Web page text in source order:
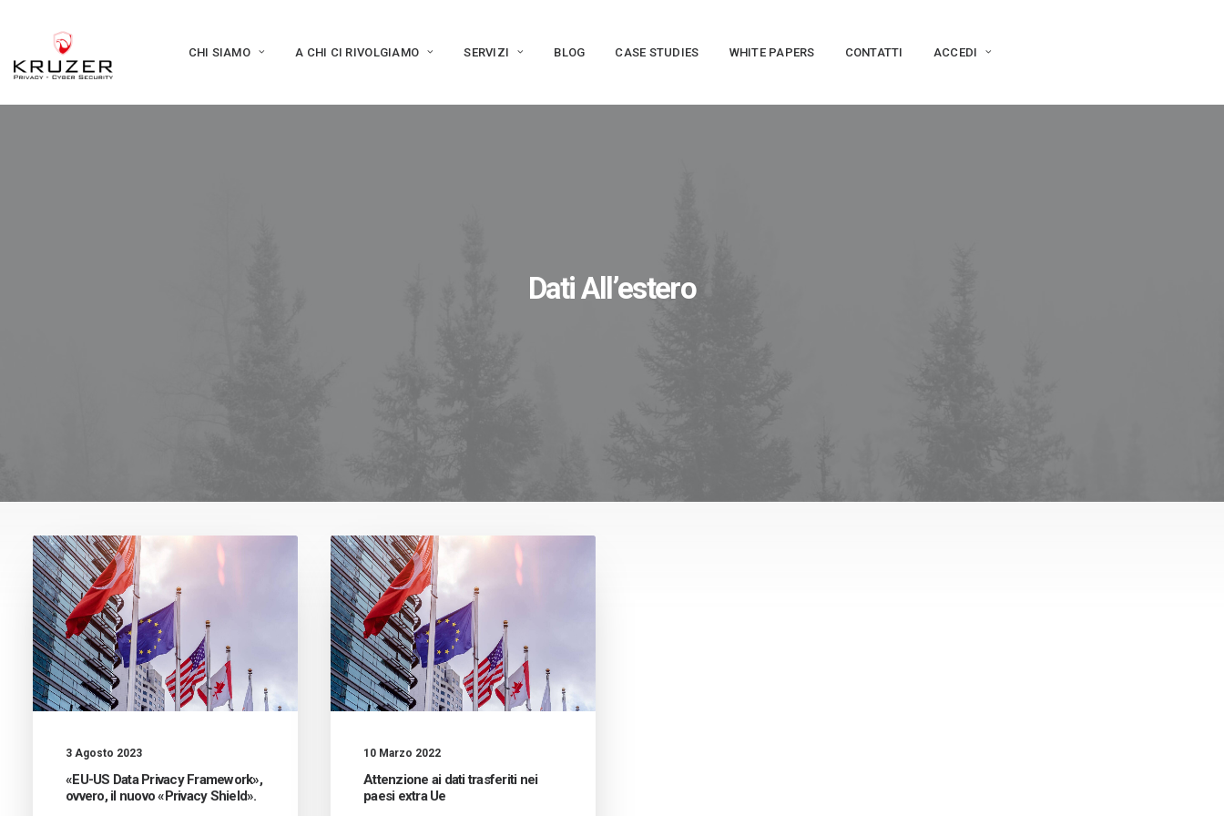
CHI SIAMO A CHI CI RIVOLGIAMO SERVIZI BLOG CASE STUDIES WHITE PAPERS CONTATTI ACCEDI
Dati All’estero
3 Agosto 2023
«EU-US Data Privacy Framework»,
ovvero, il nuovo «Privacy Shield».
10 Marzo 2022
Attenzione ai dati trasferiti nei
paesi extra Ue